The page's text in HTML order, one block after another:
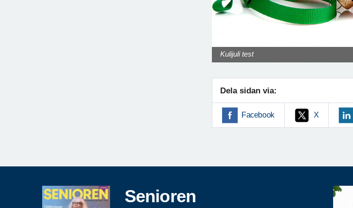
Kulijuli test
Dela sidan via:
Facebook X
Senioren